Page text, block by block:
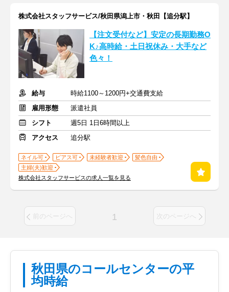
株式会社スタッフサービス/秋田県潟上市・秋田【追分駅】
【注文受付など】安定の長期勤務O
K♪高時給・土日祝休み・大手など
色々！
給与
時給1100～1200円+交通費支給
雇用形態
派遣社員
シフト
週5日 1日6時間以上
アクセス
追分駅
ネイル可 ピアス可 未経験者歓迎
髪色自由
主婦(夫)歓迎
株式会社スタッフサービスの求人一覧を見る
前のページへ 1 次のページへ
秋田県のコールセンターの平
均時給